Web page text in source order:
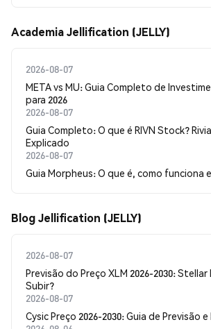
Academia Jellification (JELLY)
2026-08-07
META vs MU: Guia Completo de
para 2026
2026-08-07
Guia Completo: O que é RIVN Stock?
Explicado
2026-08-07
Guia Morpheus: O que é, como funciona
Blog Jellification (JELLY)
2026-08-07
Previsão do Preço XLM 2026-2030: Stellar
Subir?
2026-08-07
Cysic Preço 2026-2030: Guia de Previsão